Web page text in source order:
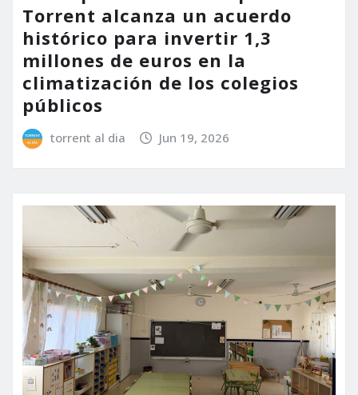
Torrent alcanza un acuerdo
histórico para invertir 1,3
millones de euros en la
climatización de los colegios
públicos
torrent al dia Jun 19, 2026